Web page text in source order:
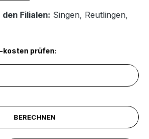
Filialen: Singen, Reutlingen,
kosten prüfen:
BERECHNEN